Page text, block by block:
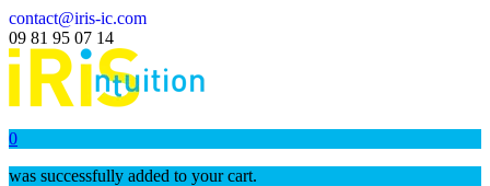
contact@iris-ic.com
09 81 95 07 14
0
was successfully added to your cart.